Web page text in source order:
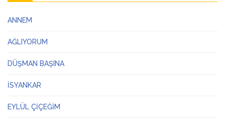
ANNEM
AĞLIYORUM
DÜŞMAN BAŞINA
İSYANKAR
EYLÜL ÇİÇEĞİM